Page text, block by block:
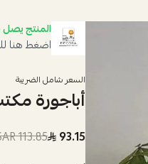
المنتج يصل
اضغط هنا
السعر شامل الضريبة
أباجورة
93.15
113.85 SAR